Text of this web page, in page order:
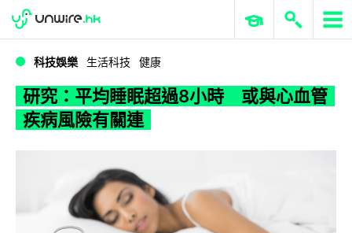
WWDC 2026 ERP 與商業 AI
科技娛樂 生活科技 健康
研究：平均睡眠超過8小時 或與心血管
疾病風險有關連